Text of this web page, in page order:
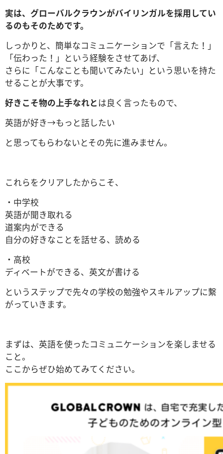
実は、グローバルクラウンがバイリンガルを採用してい
るのもそのためです。
しっかりと、簡単なコミュニケーションで「言えた！」
「伝わった！」という経験をさせてあげ、
さらに「こんなことも聞いてみたい」という思いを持た
せることが大事です。
好きこそ物の上手なれと は良く言ったもので、
英語が好き→もっと話したい
と思ってもらわないとその先に進みません。
これらをクリアしたからこそ、
・中学校
英語が聞き取れる
道案内ができる
自分の好きなことを話せる、読める
・高校
ディベートができる、英文が書ける
というステップで先々の学校の勉強やスキルアップに繋
がっていきます。
まずは、英語を使ったコミュニケーションを楽しませる
こと。
ここからぜひ始めてみてください。